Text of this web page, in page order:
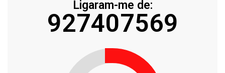
Ligaram-me de:
927407569